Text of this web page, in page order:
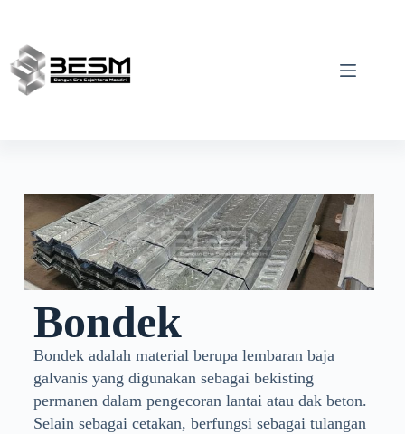
Bondek
Bondek adalah material berupa lembaran baja
galvanis yang digunakan sebagai bekisting
permanen dalam pengecoran lantai atau dak beton.
Selain sebagai cetakan, berfungsi sebagai tulangan